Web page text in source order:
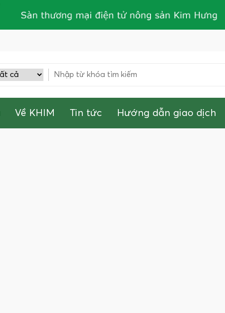
Về KHIM Tin tức Hướng dẫn giao dịch